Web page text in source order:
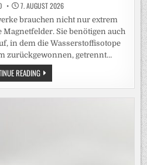
7. AUGUST 2026
brauchen nicht nur extrem
Sie benötigen auch
in dem die Wasserstoffisotope
zurückgewonnen, getrennt…
READINGTRITIUM
IM
QUANTENSIEB: